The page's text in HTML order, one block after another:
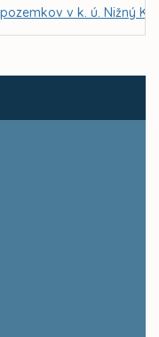
v k. ú. Nižný